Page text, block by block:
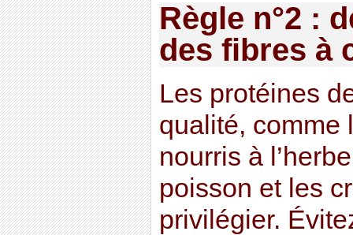
Règle n°2 :
des fibres à
Les protéines
qualité, comme
nourris à
poisson et les
privilégier.